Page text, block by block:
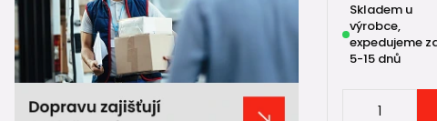
Skladem u
výrobce,
expedujeme
5-15 dnů